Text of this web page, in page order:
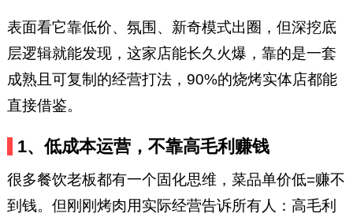
表面看它靠低价、氛围、新奇模式出圈，但深挖底
层逻辑就能发现，这家店能长久火爆，靠的是一套
成熟且可复制的经营打法，90%的烧烤实体店都能
直接借鉴。
1、低成本运营，不靠高毛利赚钱
很多餐饮老板都有一个固化思维，菜品单价低=赚不
到钱。但刚刚烤肉用实际经营告诉所有人：高毛利